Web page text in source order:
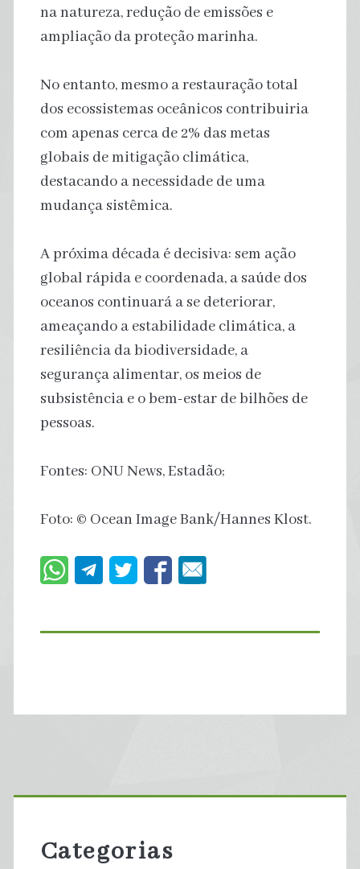
na natureza, redução de emissões e
ampliação da proteção marinha.
No entanto, mesmo a restauração total
dos ecossistemas oceânicos contribuiria
com apenas cerca de 2% das metas
globais de mitigação climática,
destacando a necessidade de uma
mudança sistêmica.
A próxima década é decisiva: sem ação
global rápida e coordenada, a saúde dos
oceanos continuará a se deteriorar,
ameaçando a estabilidade climática, a
resiliência da biodiversidade, a
segurança alimentar, os meios de
subsistência e o bem-estar de bilhões de
pessoas.
Fontes: ONU News, Estadão;
Foto: © Ocean Image Bank/Hannes Klost.
Primary
Sidebar
Categorias